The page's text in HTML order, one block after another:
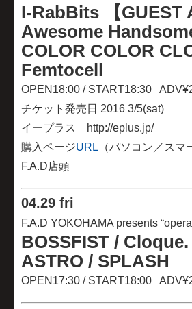
I-RabBits 【GUEST
Awesome
COLOR COLOR
Femtocell
OPEN18:00 / START18:30
チケット発売日 2016 3/5(sat)
イープラス http://eplus.jp/
購入ページURL （パソコン／スマ
F.A.D店頭
04.29 fri
F.A.D YOKOHAMA presents
BOSSFIST / Cloque.
ASTRO / SPLASH
OPEN17:30 / START18:00